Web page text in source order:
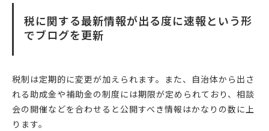
税に関する最新情報が出る度に速報という形
でブログを更新
税制は定期的に変更が加えられます。また、自治体から出さ
れる助成金や補助金の制度には期限が定められており、相談
会の開催などを合わせると公開すべき情報はかなりの数に上
ります。